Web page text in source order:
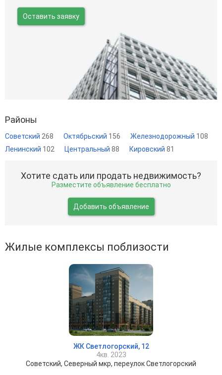
Оставить заявку
Районы
Советский 268 Октябрьский 156 Железнодорожный 108
Ленинский 102 Центральный 88 Кировский 81
Хотите сдать или продать недвижимость?
Разместите объявление бесплатно
Добавить объявление
Жилые комплексы поблизости
ЖК Светлогорский, 12
4кв. 2023
Советский, Северный мкр, переулок Светлогорский